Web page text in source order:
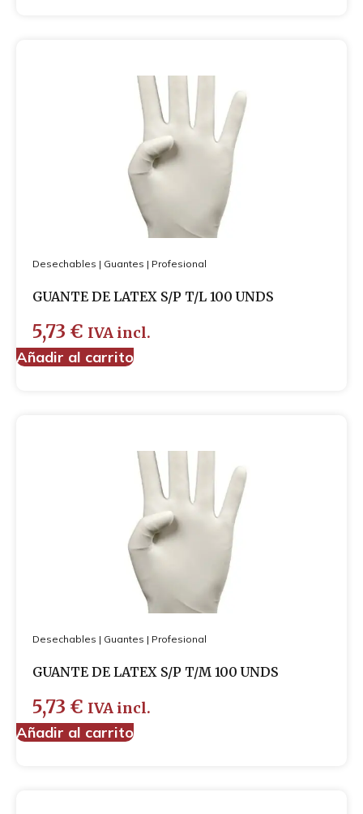
Desechables | Guantes | Profesional
GUANTE DE LATEX S/P T/L 100 UNDS
5,73 € IVA incl.
Añadir al carrito
Desechables | Guantes | Profesional
GUANTE DE LATEX S/P T/M 100 UNDS
5,73 € IVA incl.
Añadir al carrito